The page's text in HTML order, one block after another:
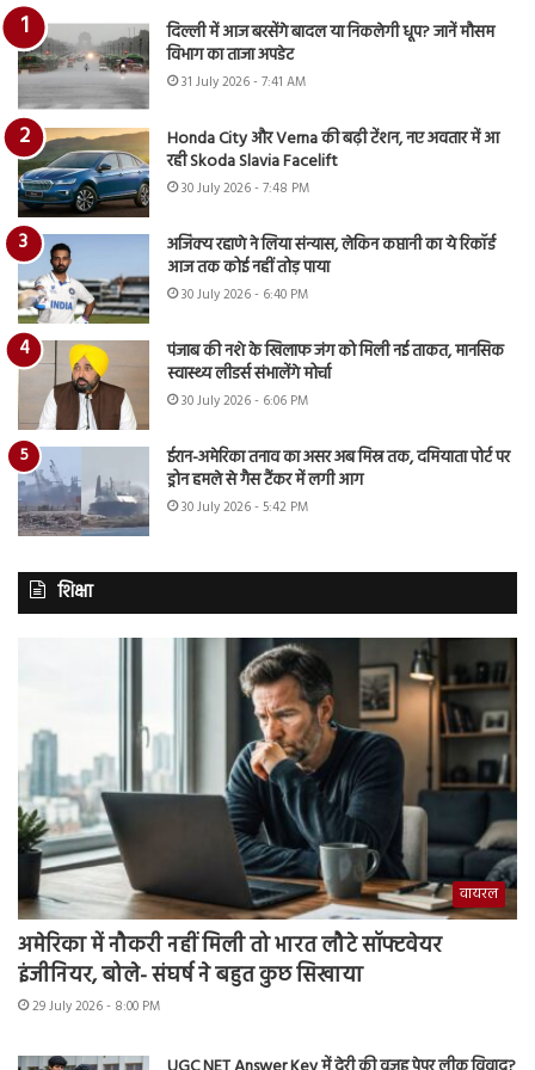
दिल्ली में आज बरसेंगे बादल या निकलेगी धूप? जानें मौसम
विभाग का ताजा अपडेट
31 July 2026 - 7:41 AM
Honda City और Verna की बढ़ी टेंशन, नए अवतार में आ
रही Skoda Slavia Facelift
30 July 2026 - 7:48 PM
अजिंक्य रहाणे ने लिया संन्यास, लेकिन कप्तानी का ये रिकॉर्ड
आज तक कोई नहीं तोड़ पाया
30 July 2026 - 6:40 PM
पंजाब की नशे के खिलाफ जंग को मिली नई ताकत, मानसिक
स्वास्थ्य लीडर्स संभालेंगे मोर्चा
30 July 2026 - 6:06 PM
ईरान-अमेरिका तनाव का असर अब मिस्र तक, दमियाता पोर्ट पर
ड्रोन हमले से गैस टैंकर में लगी आग
30 July 2026 - 5:42 PM
शिक्षा
वायरल
अमेरिका में नौकरी नहीं मिली तो भारत लौटे सॉफ्टवेयर
इंजीनियर, बोले- संघर्ष ने बहुत कुछ सिखाया
29 July 2026 - 8:00 PM